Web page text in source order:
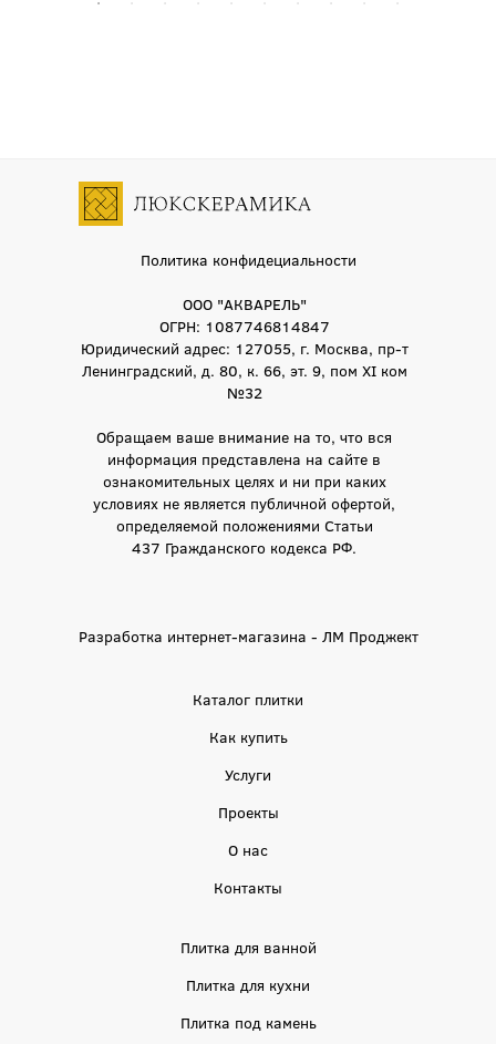
Политика конфидециальности
ООО "АКВАРЕЛЬ"
ОГРН: 1087746814847
Юридический адрес: 127055, г. Москва, пр-т
Ленинградский, д. 80, к. 66, эт. 9, пом XI ком
№32
Обращаем ваше внимание на то, что вся
информация представлена на сайте в
ознакомительных целях и ни при каких
условиях не является публичной офертой,
определяемой положениями Статьи
437 Гражданского кодекса РФ.
Разработка интернет-магазина - ЛМ Проджект
Каталог плитки
Как купить
Услуги
Проекты
О нас
Контакты
Плитка для ванной
Плитка для кухни
Плитка под камень